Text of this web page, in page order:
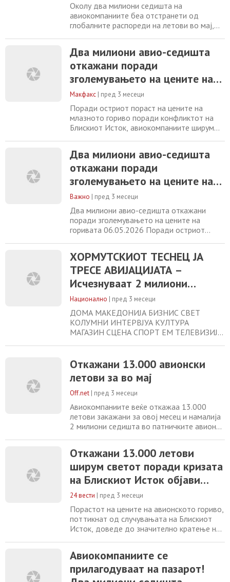
Околу два милиони седишта на
авиокомпаниите беа отстранети од
глобалните распореди на летови во мај,
на цената на млазното гориво, соопшти
фирмата за аналитика на авијацијата
„Сириум“. Според податоците на
компанијата, околу 13.000 летови помалку
биле планирани низ целиот свет
Два милиони авио-седишта
откажани поради
зголемувањето на цените на
горивата
Макфакс | пред 3 месеци
Поради остриот пораст на цените на
млазното гориво поради конфликтот на
Блискиот Исток, авиокомпаниите ширум
милиони седишта се отстранети од
нивните распореди. Податоците од
аналитичката фирма Cirium покажуваат
дека авиокомпаниите ги прилагодуваат
своите операции на новите пазарни
Два милиони авио-седишта
откажани поради
зголемувањето на цените на
горивата
Важно | пред 3 месеци
Два милиони авио-седишта откажани
поради зголемувањето на цените на
горивата 06.05.2026 Поради остриот
авиокомпаниите ширум светот откажаа
околу 13.000 летови закажани за мај, што
значи дека два милиони седишта се
отстранети од нивните распореди.
Податоците од аналитичката фирма
ХОРМУТСКИОТ ТЕСНЕЦ ЈА
ТРЕСЕ АВИЈАЦИЈАТА –
Исчезнуваат 2 милиони
седишта од летовите
Национално | пред 3 месеци
ДОМА МАКЕДОНИЈА БИЗНИС СВЕТ
КОЛУМНИ ИНТЕРВЈУА КУЛТУРА
МАГАЗИН СЦЕНА СПОРТ ЕМ ТЕЛЕВИЗИЈА
милиони седишта од летовите
Авиокомпаниите масовно го намалуваат
бројот на летови поради зголемените
трошоци за гориво. 6 мај, 2026 11:36
места на авиолетови се избришани
Откажани 13.000 авионски
летови за во мај
Off.net | пред 3 месеци
Авиокомпаниите веќе откажаа 13.000
летови закажани за овој месец и намалија
2 милиони седишта во патничките авиони,
на Ормускиот проток. Вкупниот број на
достапни седишта кај сите авиокомпании
ширум светот во текот на мај се намалил
од 132 милиони на 130 милиони, според
аналитичката
Откажани 13.000 летови
ширум светот поради кризата
на Блискиот Исток објави
Скопје1.мк
24 вести | пред 3 месеци
Порастот на цените на авионското гориво,
поттикнат од случувањата на Блискиот
Исток, доведе до значително кратење на
на месецот, објави „Гардијан“. Со тоа, од
распоредите на авиокомпаниите се
повлечени околу два милиони седишта.
Авиокомпаниите се
прилагодуваат на пазарот!